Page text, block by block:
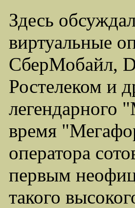
Здесь
виртуальные
СберМобайл,
Ростелеком и
легендарного
время
оператора
первым
такого